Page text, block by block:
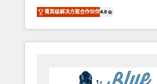
Architecture, Onboarding , Data Migration,
Custom Integration & Platform
Onboarded over 500 businesses
-Top 1% of partners worldwide -In-
HubSpot. www.bbdboom.com
trusted Elite HubSpot CRM Partner
you a roadmap on maximizing
achieving Commercial Excellence.
targeted processes, we strengthen
Implementation partner, we provide
菁英级解决方案合作伙伴4.8